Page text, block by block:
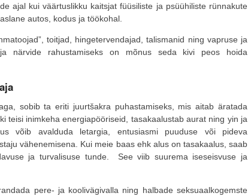
ajal kui väärtuslikku kaitsjat füüsiliste ja psüühiliste rünnakute
autos, kodus ja töökohal.
toitjad, hingetervendajad, talismanid ning vapruse ja
närvide rahustamiseks on mõnus seda kivi peos hoida
sobib ta eriti juurtšakra puhastamiseks, mis aitab äratada
teisi inimkeha energiapööriseid, tasakaalustab aurat ning yin ja
võib avalduda letargia, entusiasmi puuduse või pideva
vähenemisena. Kui meie baas ehk alus on tasakaalus, saab
ja turvalisuse tunde. See viib suurema iseseisvuse ja
pere- ja koolivägivalla ning halbade seksuaalkogemste